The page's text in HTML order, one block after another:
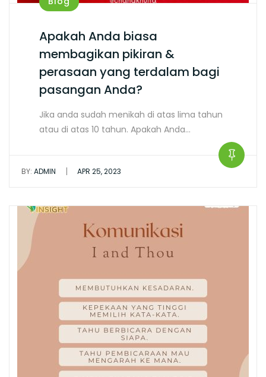
Apakah Anda biasa
membagikan pikiran &
perasaan yang terdalam bagi
pasangan Anda?
Jika anda sudah menikah di atas lima tahun
atau di atas 10 tahun. Apakah Anda…
BY: ADMIN | APR 25, 2023